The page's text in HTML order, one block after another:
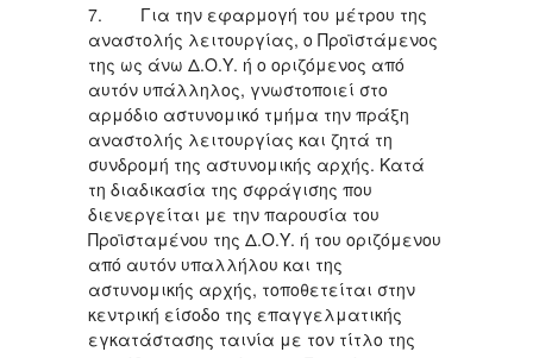
7. Για την εφαρμογή του μέτρου της
αναστολής λειτουργίας, ο Προϊστάμενος
της ως άνω Δ.Ο.Υ. ή ο οριζόμενος από
αυτόν υπάλληλος, γνωστοποιεί στο
αρμόδιο αστυνομικό τμήμα την πράξη
αναστολής λειτουργίας και ζητά τη
συνδρομή της αστυνομικής αρχής. Κατά
τη διαδικασία της σφράγισης που
διενεργείται με την παρουσία του
Προϊσταμένου της Δ.Ο.Υ. ή του οριζόμενου
από αυτόν υπαλλήλου και της
αστυνομικής αρχής, τοποθετείται στην
κεντρική είσοδο της επαγγελματικής
εγκατάστασης ταινία με τον τίτλο της